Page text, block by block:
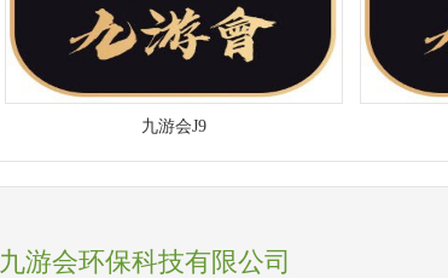
九游会J9
九游会环保科技有限公司